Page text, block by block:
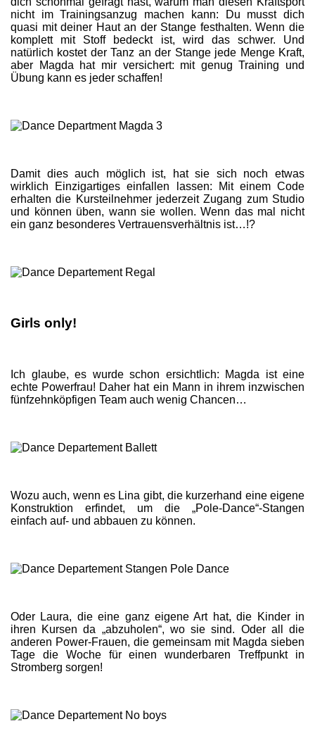
nicht im Trainingsanzug machen kann: Du musst dich
quasi mit deiner Haut an der Stange festhalten. Wenn die
komplett mit Stoff bedeckt ist, wird das schwer. Und
natürlich kostet der Tanz an der Stange jede Menge Kraft,
aber Magda hat mir versichert: mit genug Training und
Übung kann es jeder schaffen!
Damit dies auch möglich ist, hat sie sich noch etwas
wirklich Einzigartiges einfallen lassen: Mit einem Code
erhalten die Kursteilnehmer jederzeit Zugang zum Studio
und können üben, wann sie wollen. Wenn das mal nicht
ein ganz besonderes Vertrauensverhältnis ist…!?
Girls only!
Ich glaube, es wurde schon ersichtlich: Magda ist eine
echte Powerfrau! Daher hat ein Mann in ihrem inzwischen
fünfzehnköpfigen Team auch wenig Chancen…
Wozu auch, wenn es Lina gibt, die kurzerhand eine eigene
Konstruktion erfindet, um die „Pole-Dance“-Stangen
einfach auf- und abbauen zu können.
Oder Laura, die eine ganz eigene Art hat, die Kinder in
ihren Kursen da „abzuholen“, wo sie sind. Oder all die
anderen Power-Frauen, die gemeinsam mit Magda sieben
Tage die Woche für einen wunderbaren Treffpunkt in
Stromberg sorgen!